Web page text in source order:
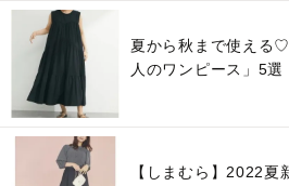
夏から秋まで使える
人のワンピース」5選
【しまむら】2022